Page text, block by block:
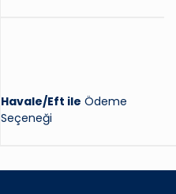
Havale/Eft ile Ödeme
Seçeneği